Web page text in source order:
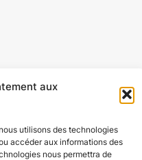
aux
utilisons des technologies
accéder aux informations des
nous permettra de